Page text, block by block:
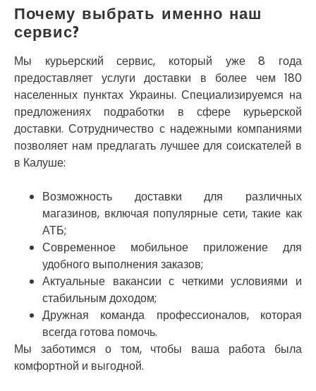
Почему выбрать именно наш
сервис?
Мы курьерский сервис, который уже 8 года
предоставляет услуги доставки в более чем 180
населенных пунктах Украины. Специализируемся на
предложениях подработки в сфере курьерской
доставки. Сотрудничество с надежными компаниями
позволяет нам предлагать лучшее для соискателей в
в Калуше:
Возможность доставки для различных
магазинов, включая популярные сети, такие как
АТБ;
Современное мобильное приложение для
удобного выполнения заказов;
Актуальные вакансии с четкими условиями и
стабильным доходом;
Дружная команда профессионалов, которая
всегда готова помочь.
Мы заботимся о том, чтобы ваша работа была
комфортной и выгодной.
Софиевская Борщаговка
Сокольники
Солоницевка
Староконстантинов
Старые Петровцы
Стебник
Стоянка
Стрый
Сумы
Светловодск
Тальное
Тарасовка
Тернополь
Терновка
Трусковец
Тульчин
Украинка
Умань
Ужгород
Васильков
Великие Лазы